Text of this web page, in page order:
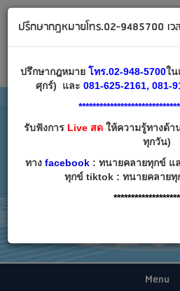
Email:
เข้าสู่ระบบ
Menu
ปรึกษากฎหมายโทร.02-9485700 เ
ปรึกษากฎหมาย โทร.02-948-5700ใน
ศุกร์) และ 081-625-2161, 081-
รับฟังการLive สดให้ความรู้ทางด้า
ทุกวัน)
ทาง facebook: ทนายคลายทุกข์ แ
ทุกข์ tiktok : ทนายคลาย